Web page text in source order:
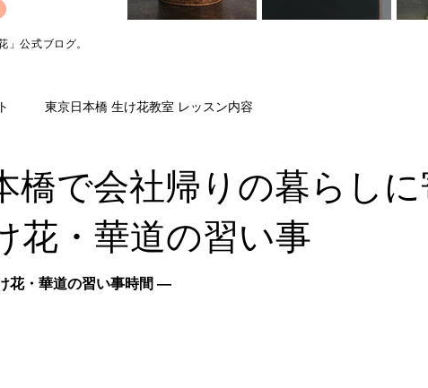
」公式ブログ。
東京日本橋 生け花教室 レッスン内容
橋で会社帰りの暮らし
花・華道の習い事
花・華道の習い事時間 ―